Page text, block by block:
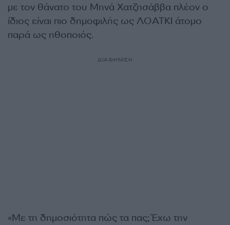
με τον θάνατο του Μηνά Χατζησάββα πλέον ο
ίδιος είναι πιο δημοφιλής ως ΛΟΑΤΚΙ άτομο
παρά ως ηθοποιός.
ΔΙΑΦΗΜΙΣΗ
«Με τη δημοσιότητα πώς τα πας; Έχω την